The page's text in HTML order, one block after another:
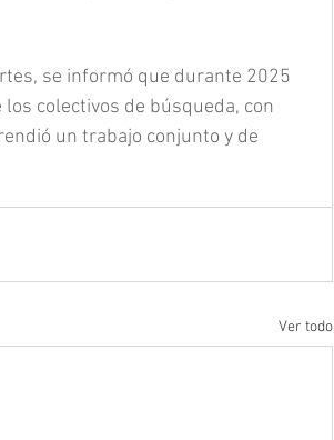
se informó que durante 2025
colectivos de búsqueda, con
un trabajo conjunto y de
Ver todo